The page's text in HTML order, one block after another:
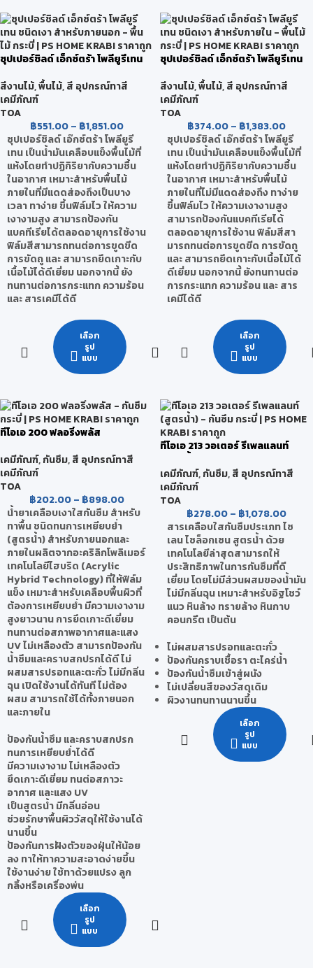
ซุปเปอร์ชิลด์ เอ็กซ์ตร้า โพลียูรีเทน
สีงานไม้,พื้นไม้,สี อุปกรณ์ทาสี
เคมีภัณฑ์
TOA
฿551.00 – ฿1,851.00
ซุปเปอร์ชิลด์ เอ๊กซ์ตร้า โพลียูรี
เทน เป็นน้ำมันเคลือบแข็งพื้นไม้ที่
แห้งโดยทำปฏิกิริยากับความชื้น
ในอากาศ เหมาะสำหรับพื้นไม้
ภายในที่มีแดดส่องถึงเป็นบาง
เวลา ทาง่าย ขึ้นฟิล์มไว ให้ความ
เงางามสูง สามารถป้องกัน
แบคทีเรียได้ตลอดอายุการใช้งาน
ฟิล์มสีสามารถทนต่อการขูดขีด
การขัดถู และ สามารถยึดเกาะกับ
เนื้อไม้ได้ดีเยี่ยม นอกจากนี้ ยัง
ทนทานต่อการกระแทก ความร้อน
และ สารเคมีได้ดี
เลือก
รูป
แบบ
ซุปเปอร์ชิลด์ เอ็กซ์ตร้า โพลียูรีเทน
สีงานไม้,พื้นไม้,สี อุปกรณ์ทาสี
เคมีภัณฑ์
TOA
฿374.00– ฿1,383.00
ซุปเปอร์ชิลด์ เอ๊กซ์ตร้า โพลียูรี
เทน เป็นน้ำมันเคลือบแข็งพื้นไม้ที่
แห้งโดยทำปฏิกิริยากับความชื้น
ในอากาศ เหมาะสำหรับพื้นไม้
ภายในที่ไม่มีแดดส่องถึง ทาง่าย
ขึ้นฟิล์มไว ให้ความเงางามสูง
สามารถป้องกันแบคทีเรียได้
ตลอดอายุการใช้งาน ฟิล์มสีสา
มารถทนต่อการขูดขีด การขัดถู
และ สามารถยึดเกาะกับเนื้อไม้ได้
ดีเยี่ยม นอกจากนี้ ยังทนทานต่อ
การกระแทก ความร้อน และ สาร
เคมีได้ดี
เลือก
รูป
แบบ
ทีโอเอ 200 ฟลอริ่งพลัส
เคมีภัณฑ์,กันซึม,สี อุปกรณ์ทาสี
เคมีภัณฑ์
TOA
฿202.00 – ฿898.00
น้ำยาเคลือบเงาใสกันซึม สำหรับ
ทาพื้น ชนิดทนการเหยียบย่ำ
(สูตรน้ำ) สำหรับภายนอกและ
ภายในผลิตจากอะคริลิกโพลิเมอร์
เทคโนโลยีไฮบริด (Acrylic
Hybrid Technology) ที่ให้ฟิล์ม
แข็ง เหมาะสำหรับเคลือบพื้นผิวที่
ต้องการเหยียบย่ำ มีความเงางาม
สูงยาวนาน การยึดเกาะดีเยี่ยม
ทนทานต่อสภาพอากาศและแสง
UV ไม่เหลืองตัว สามารถป้องกัน
น้ำซึมและคราบสกปรกได้ดี ไม่
ผสมสารปรอทและตะกั่ว ไม่มีกลิ่น
ฉุน เปิดใช้งานได้ทันที ไม่ต้อง
ผสม สามารถใช้ได้ทั้งภายนอก
และภายใน
ป้องกันน้ำซึม และคราบสกปรก
ทนการเหยียบย่ำได้ดี
มีความเงางาม ไม่เหลืองตัว
ยึดเกาะดีเยี่ยม ทนต่อสภาวะ
อากาศ และแสง UV
เป็นสูตรน้ำ มีกลิ่นอ่อน
ช่วยรักษาพื้นผิววัสดุให้ใช้งานได้
นานขึ้น
ป้องกันการฝังตัวของฝุ่นให้น้อย
ลง ทาให้ทาความสะอาดง่ายขึ้น
ใช้งานง่าย ใช้ทาด้วยแปรง ลูก
กลิ้งหรือเครื่องพ่น
เลือก
รูป
แบบ
ทีโอเอ 213 วอเตอร์ รีเพลแลนท์
เคมีภัณฑ์,กันซึม,สี อุปกรณ์ทาสี
เคมีภัณฑ์
TOA
฿278.00– ฿1,078.00
สารเคลือบใสกันซึมประเภท ไซ
เลน ไซล็อกเซน สูตรน้ำ ด้วย
เทคโนโลยีล่าสุดสามารถให้
ประสิทธิภาพในการกันซึมที่ดี
เยี่ยม โดยไม่มีส่วนผสมของน้ำมัน
ไม่มีกลิ่นฉุน เหมาะสำหรับอิฐโชว์
แนว หินล้าง ทรายล้าง หินกาบ
คอนกรีต เป็นต้น
ไม่ผสมสารปรอทและตะกั่ว
ป้องกันคราบเชื้อรา ตะไคร่น้ำ
ป้องกันน้ำซึมเข้าสู่ผนัง
ไม่เปลี่ยนสีของวัสดุเดิม
ผิวงานทนทานนานขึ้น
เลือก
รูป
แบบ